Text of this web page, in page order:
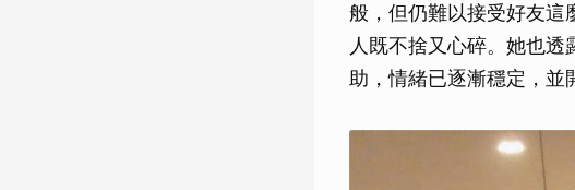
般，但仍難以接受好友這
人既不捨又心碎。她也
助，情緒已逐漸穩定，並